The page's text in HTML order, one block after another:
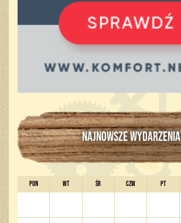
NAJNOWSZE WYDARZENIA
PON WT ŚR CZW PT